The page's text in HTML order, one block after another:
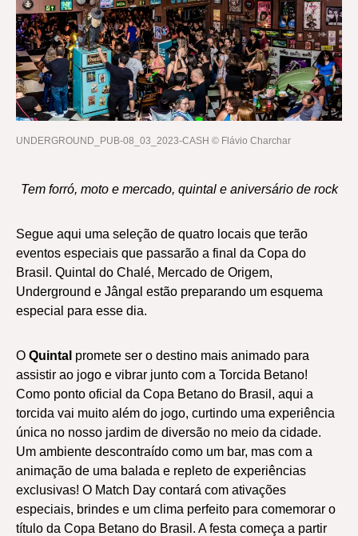
UNDERGROUND_PUB-08_03_2023-CASH © Flávio Charchar
Tem forró, moto e mercado, quintal e aniversário de rock
Segue aqui uma seleção de quatro locais que terão
eventos especiais que passarão a final da Copa do
Brasil. Quintal do Chalé, Mercado de Origem,
Underground e Jângal estão preparando um esquema
especial para esse dia.
O Quintal promete ser o destino mais animado para
assistir ao jogo e vibrar junto com a Torcida Betano!
Como ponto oficial da Copa Betano do Brasil, aqui a
torcida vai muito além do jogo, curtindo uma experiência
única no nosso jardim de diversão no meio da cidade.
Um ambiente descontraído como um bar, mas com a
animação de uma balada e repleto de experiências
exclusivas! O Match Day contará com ativações
especiais, brindes e um clima perfeito para comemorar o
título da Copa Betano do Brasil. A festa começa a partir